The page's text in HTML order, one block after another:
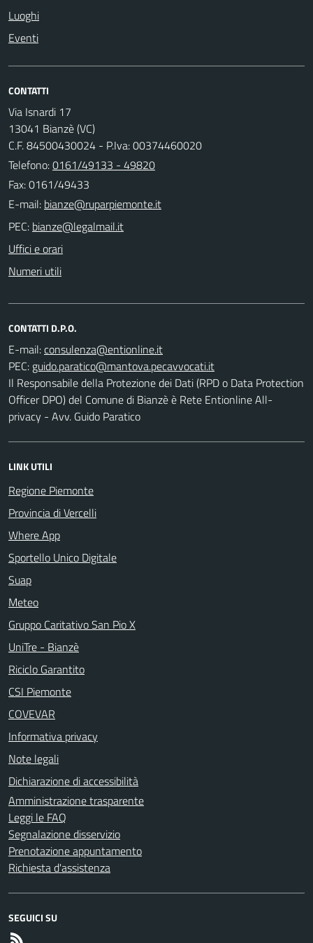
Luoghi
Eventi
CONTATTI
Via Isnardi 17
13041 Bianzè (VC)
C.F. 84500430024 - P.Iva: 00374460020
Telefono:0161/49133 - 49820
Fax: 0161/49433
E-mail:
PEC:
Uffici e orari
Numeri utili
CONTATTI D.P.O.
E-mail:
PEC:
Il Responsabile della Protezione dei Dati (RPD o Data Protection
Officer DPO) del Comune di Bianzè è Rete Entionline All-
privacy - Avv. Guido Paratico
LINK UTILI
Regione Piemonte
Provincia di Vercelli
Where App
Sportello Unico Digitale
Suap
Meteo
Gruppo Caritativo San Pio X
UniTre - Bianzè
Riciclo Garantito
CSI Piemonte
COVEVAR
Informativa privacy
Note legali
Dichiarazione di accessibilità
Amministrazione trasparente
Leggi le FAQ
Segnalazione disservizio
Prenotazione appuntamento
Richiesta d'assistenza
SEGUICI SU